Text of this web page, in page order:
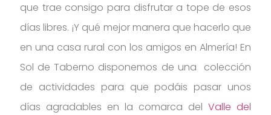
que trae consigo para disfrutar a tope de esos
días libres. ¡Y qué mejor manera que hacerlo que
en una casa rural con los amigos en Almería! En
Sol de Taberno disponemos de una colección
de actividades para que podáis pasar unos
días agradables en la comarca del Valle del